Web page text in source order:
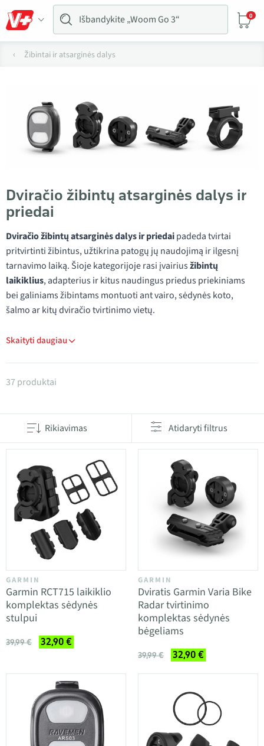
0
Žibintai ir atsarginės dalys
Dviračio žibintų atsarginės dalys ir
priedai
Dviračio žibintų atsarginės dalys ir priedaipadeda tvirtai
pritvirtinti žibintus, užtikrina patogų jų naudojimą ir ilgesnį
tarnavimo laiką. Šioje kategorijoje rasi įvairiusžibintų
laikiklius, adapterius ir kitus naudingus priedus priekiniams
bei galiniams žibintams montuoti ant vairo, sėdynės koto,
šalmo ar kitų dviračio tvirtinimo vietų.
Skaityti daugiau
Produktai kategorijoje Žibintų atsarginės dalys
37 produktai
Rikiavimas Atidaryti filtrus
GARMIN
Garmin RCT715 laikiklio
komplektas sėdynės
stulpui
39,99 € 32,90 €
GARMIN
Dviratis Garmin Varia Bike
Radar tvirtinimo
komplektas sėdynės
bėgeliams
39,99 € 32,90 €